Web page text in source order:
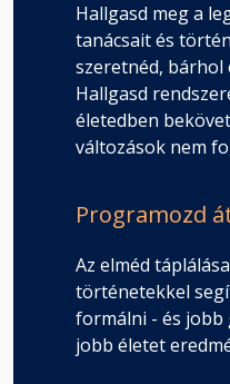
Hallgasd meg a
tanácsait és
szeretnéd, bárhol
Hallgasd
életedben
változások nem
Programozd
Az elméd
történetekkel
formálni - és
jobb életet